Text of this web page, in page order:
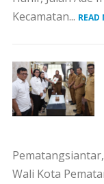
Kecamatan... READ
Wali Kota